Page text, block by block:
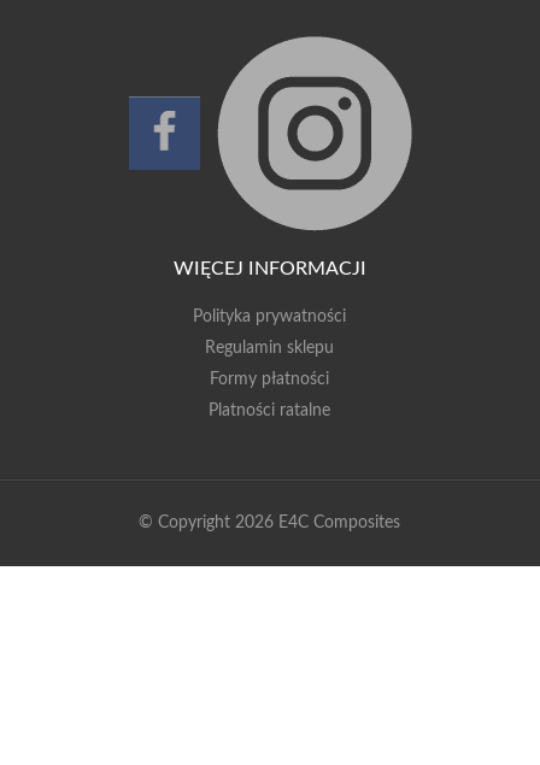
WIĘCEJ INFORMACJI
Polityka prywatności
Regulamin sklepu
Formy płatności
Platności ratalne
© Copyright 2026 E4C Composites